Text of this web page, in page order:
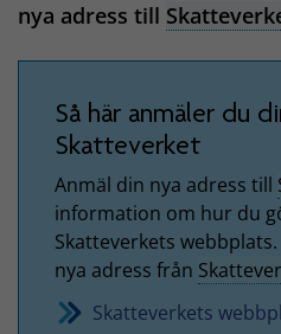
nya adress till
Så här anmäler du
Skatteverket
Anmäl din nya adress till
information om hur du
Skatteverkets
nya adress från
Skatteverkets